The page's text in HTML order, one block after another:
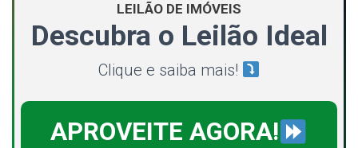
LEILÃO DE IMÓVEIS
Descubra o Leilão Ideal
Clique e saiba mais!
APROVEITE AGORA!